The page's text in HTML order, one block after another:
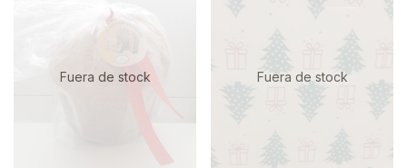
Fuera de stock Fuera de stock